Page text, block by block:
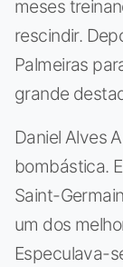
meses
rescindir.
Palmeiras
grande
Daniel Alves
bombástica.
Saint-
um dos
Especulava-